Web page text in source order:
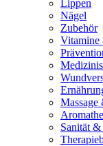
Lippen
Nägel
Zubehör
Vitamine
Massage
Sanität